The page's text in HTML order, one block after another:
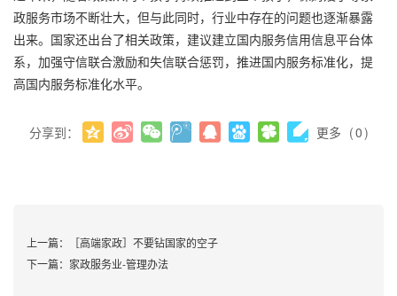
政服务市场不断壮大，但与此同时，行业中存在的问题也逐渐暴露
出来。国家还出台了相关政策，建议建立国内服务信用信息平台体
系，加强守信联合激励和失信联合惩罚，推进国内服务标准化，提
高国内服务标准化水平。
分享到： 更多 (0)
上一篇：
［高端家政］不要钻国家的空子
下一篇： 家政服务业-管理办法